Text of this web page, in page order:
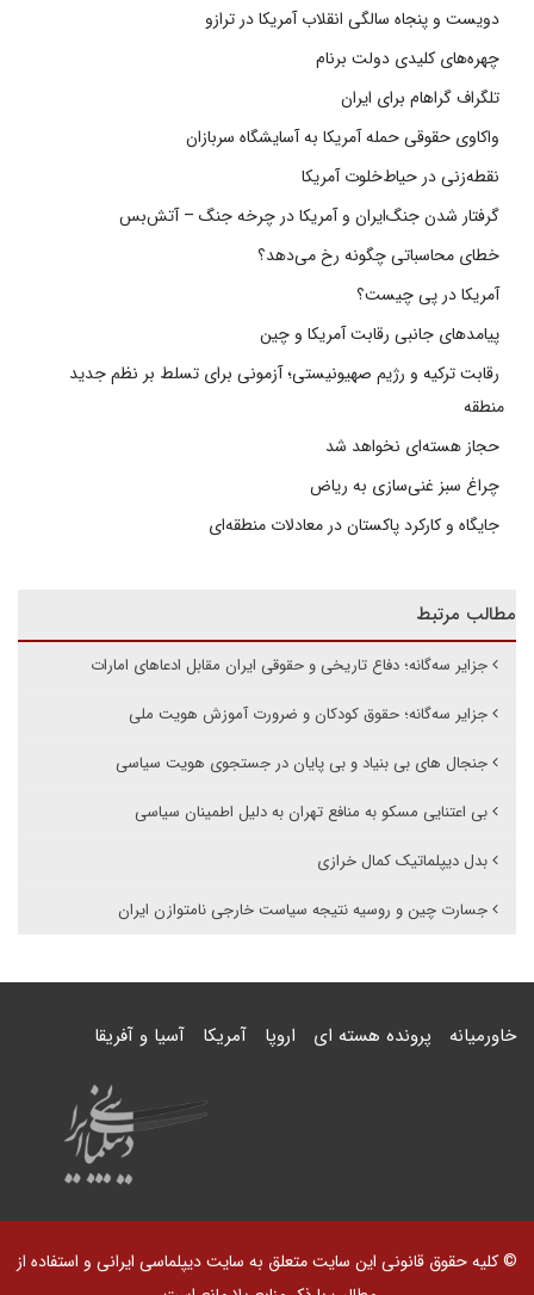
دویست و پنجاه سالگی انقلاب آمریکا در ترازو
چهره‌های کلیدی دولت برنام
تلگراف گراهام برای ایران
واکاوی حقوقی حمله آمریکا به آسایشگاه سربازان
نقطه‌زنی در حیاط‌خلوت آمریکا
گرفتار شدن جنگ‌ایران و آمریکا در چرخه جنگ – آتش‌بس
خطای محاسباتی چگونه رخ می‌دهد؟
آمریکا در پی چیست؟
پیامدهای جانبی رقابت آمریکا و چین
رقابت ترکیه و رژیم صهیونیستی؛ آزمونی برای تسلط بر نظم جدید
منطقه
حجاز هسته‌ای نخواهد شد
چراغ سبز غنی‌سازی به ریاض
جایگاه و کارکرد پاکستان در معادلات منطقه‌ای
مطالب مرتبط
جزایر سه‌گانه؛ دفاع تاریخی و حقوقی ایران مقابل ادعاهای امارات
جزایر سه‌گانه؛ حقوق کودکان و ضرورت آموزش هویت ملی
جنجال های بی بنیاد و بی پایان در جستجوی هویت سیاسی
بی اعتنایی مسکو به منافع تهران به دلیل اطمینان سیاسی
بدل دیپلماتیک کمال خرازی
جسارت چین و روسیه نتیجه سیاست خارجی نامتوازن ایران
خاورمیانه پرونده هسته ای اروپا آمریکا آسیا و آفریقا
© کلیه حقوق قانونی این سایت متعلق به سایت دیپلماسی ایرانی و استفاده از